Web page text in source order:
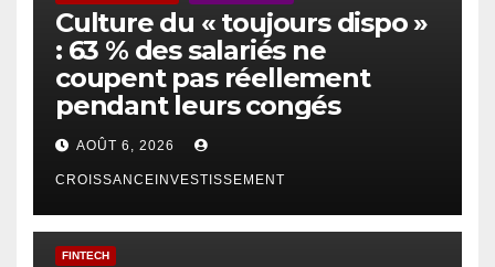
Culture du « toujours dispo »
: 63 % des salariés ne
coupent pas réellement
pendant leurs congés
AOÛT 6, 2026
CROISSANCEINVESTISSEMENT
FINTECH